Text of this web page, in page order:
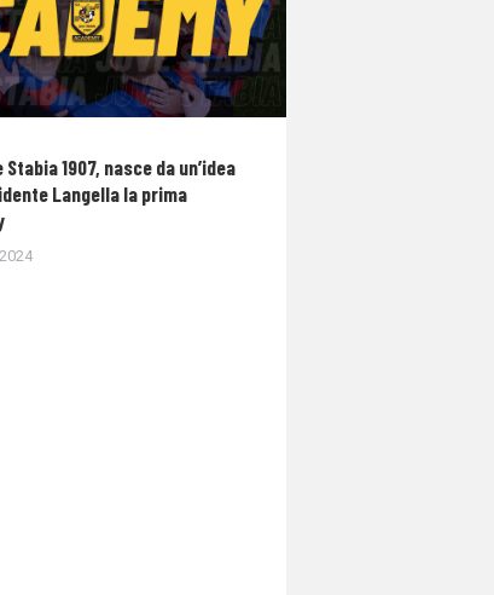
Stabia 1907, nasce da un’idea
Langella la prima